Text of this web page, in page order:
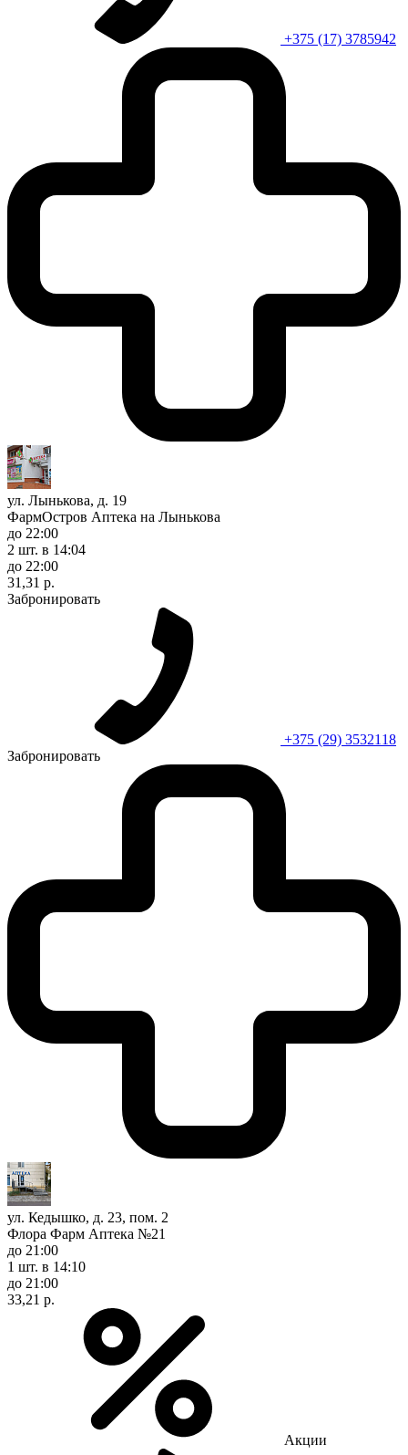
+375 (17) 3785942
ул. Лынькова, д. 19
ФармОстров Аптека на Лынькова
до 22:00
2 шт. в 14:04
до 22:00
31,31 р.
Забронировать
+375 (29) 3532118
Забронировать
ул. Кедышко, д. 23, пом. 2
Флора Фарм Аптека №21
до 21:00
1 шт. в 14:10
до 21:00
33,21 р.
Акции